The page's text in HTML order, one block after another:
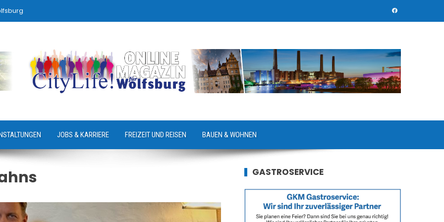
JOBS & KARRIERE FREIZEIT UND REISEN BAUEN & WOHNEN
GASTROSERVICE